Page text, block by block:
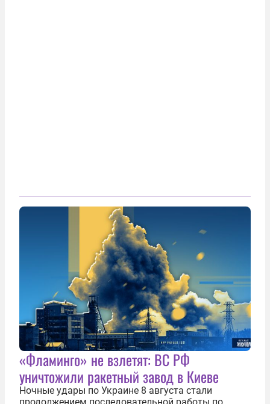
«Фламинго» не взлетят: ВС РФ
уничтожили ракетный завод в Киеве
Ночные удары по Украине 8 августа стали